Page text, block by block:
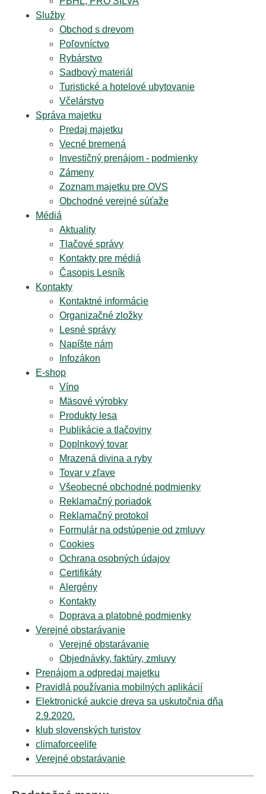
Služby
Obchod s drevom
Poľovníctvo
Rybárstvo
Sadbový materiál
Turistické a hotelové ubytovanie
Včelárstvo
Správa majetku
Predaj majetku
Vecné bremená
Investičný prenájom - podmienky
Zámeny
Zoznam majetku pre OVS
Obchodné verejné súťaže
Médiá
Aktuality
Tlačové správy
Kontakty pre médiá
Časopis Lesník
Kontakty
Kontaktné informácie
Organizačné zložky
Lesné správy
Napíšte nám
Infozákon
E-shop
Víno
Mäsové výrobky
Produkty lesa
Publikácie a tlačoviny
Doplnkový tovar
Mrazená divina a ryby
Tovar v zľave
Všeobecné obchodné podmienky
Reklamačný poriadok
Reklamačný protokol
Formulár na odstúpenie od zmluvy
Cookies
Ochrana osobných údajov
Certifikáty
Alergény
Kontakty
Doprava a platobné podmienky
Verejné obstarávanie
Verejné obstarávanie
Objednávky, faktúry, zmluvy
Prenájom a odpredaj majetku
Pravidlá používania mobilných aplikácií
Elektronické aukcie dreva sa uskutočnia dňa
2.9.2020.
klub slovenských turistov
climaforceelife
Verejné obstarávanie